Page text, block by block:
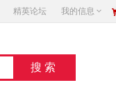
精英论坛 我的信息